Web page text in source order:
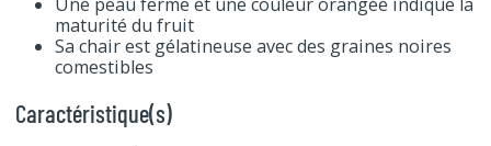
maturité du fruit
Sa chair est gélatineuse avec des graines noires
comestibles
Caractéristique(s)